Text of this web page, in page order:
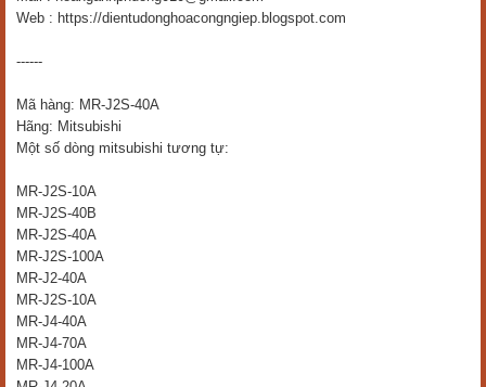
Web : https://dientudonghoacongngiep.blogspot.com
------
Mã hàng: MR-J2S-40A
Hãng: Mitsubishi
Một số dòng mitsubishi tương tự:
MR-J2S-10A
MR-J2S-40B
MR-J2S-40A
MR-J2S-100A
MR-J2-40A
MR-J2S-10A
MR-J4-40A
MR-J4-70A
MR-J4-100A